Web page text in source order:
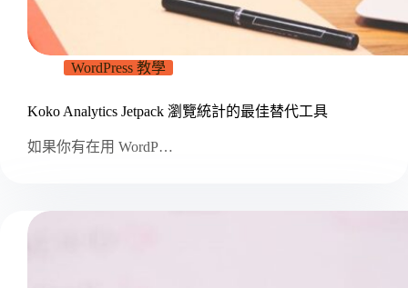
WordPress 教學
Koko Analytics Jetpack 瀏覽統計的最佳替代工具
如果你有在用 WordP…